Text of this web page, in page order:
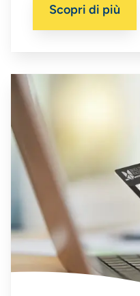
eccellenza
Scopri di più